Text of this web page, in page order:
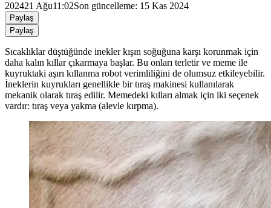
202421 Ağu11:02Son güncelleme: 15 Kas 2024
Paylaş
Paylaş
Sıcaklıklar düştüğünde inekler kışın soğuğuna karşı korunmak için
daha kalın kıllar çıkarmaya başlar. Bu onları terletir ve meme ile
kuyruktaki aşırı kıllanma robot verimliliğini de olumsuz etkileyebilir.
İneklerin kuyrukları genellikle bir tıraş makinesi kullanılarak
mekanik olarak tıraş edilir. Memedeki kılları almak için iki seçenek
vardır: tıraş veya yakma (alevle kırpma).